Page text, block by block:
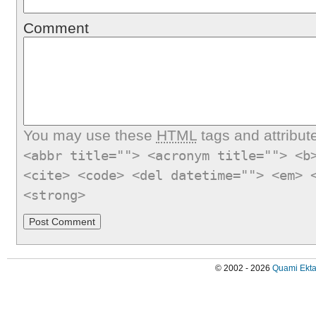
Comment
You may use these HTMLtags and
<abbr title=""> <acronym title="">
<cite> <code> <del datetime="">
<strong>
© 2002 - 2026 Quami